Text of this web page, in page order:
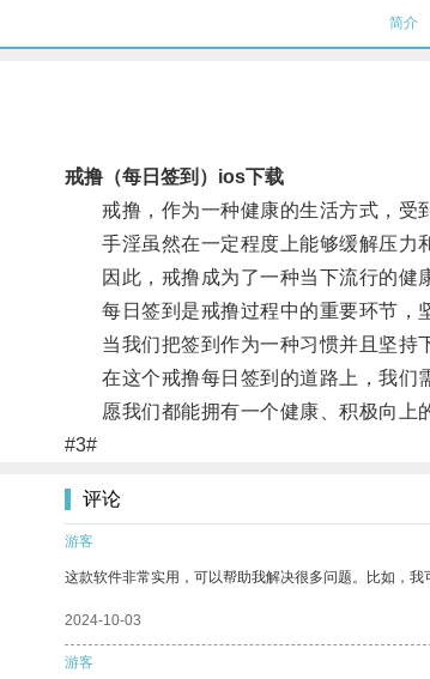
简介
戒撸（每日签到）ios下载
戒撸，作为一种健康的生活方式，受到
手淫虽然在一定程度上能够缓解压力和
因此，戒撸成为了一种当下流行的健康
每日签到是戒撸过程中的重要环节，坚
当我们把签到作为一种习惯并且坚持下
在这个戒撸每日签到的道路上，我们需
愿我们都能拥有一个健康、积极向上的
#3#
评论
游客
这款软件非常实用，可以帮助我解决很多问题。比如，我
2024-10-03
游客